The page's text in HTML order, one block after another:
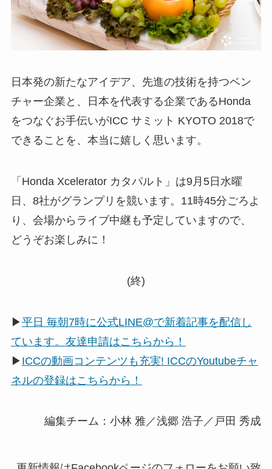
日本発の新たなアイデア、先進の技術を持つベン
チャー企業と、日本を代表する企業であるHonda
をつなぐお手伝いがICC サミット KYOTO 2018で
できることを、本当に嬉しく思います。
「Honda Xcelerator カタパルト」は9月5日水曜
日、8社がグランプリを競います。11時45分ごろよ
り、会場からライブ中継も予定していますので、
どうぞお楽しみに！
(終)
▶平日 毎朝7時に公式LINE@で新着記事を配信し
ています。友達申請はこちらから！
▶ ICCの動画コンテンツも充実! ICCのYoutubeチャ
ネルの登録はこちらから！
編集チーム：小林 雅／浅郷 浩子／戸田 秀成